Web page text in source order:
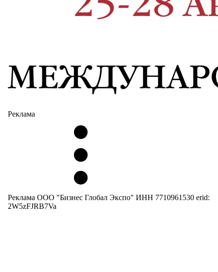
Реклама
Реклама ООО "Бизнес Глобал Экспо" ИНН 7710961530 erid:
2W5zFJRB7Va